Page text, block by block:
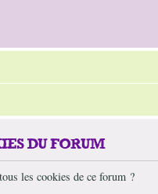
DU FORUM
les cookies de ce forum ?